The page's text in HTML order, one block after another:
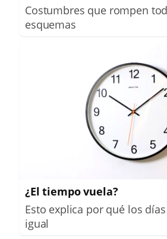
Costumbres que rompen
esquemas
¿El tiempo vuela?
Esto explica por qué los
igual